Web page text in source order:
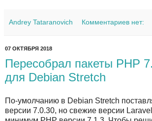
Andrey Tataranovich Комментариев нет:
07 ОКТЯБРЯ 2018
Пересобрал пакеты PHP
для Debian Stretch
По-умолчанию в Debian Stretch
версии 7.0.30, но свежие версии Laravel